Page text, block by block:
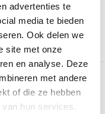
advertenties te
media te bieden
Ook delen we
site met onze
en analyse. Deze
met andere
of die ze hebben
hun services.
Specificaties
780 x 600 x 670mm (b x